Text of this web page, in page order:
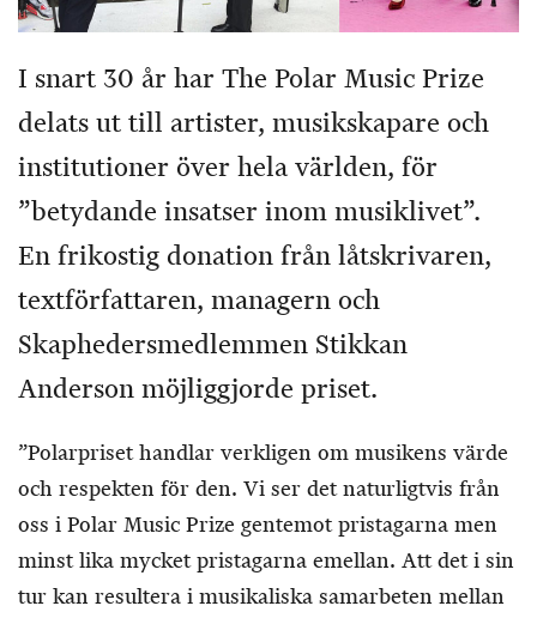
I snart 30 år har The Polar Music Prize
delats ut till artister, musikskapare och
institutioner över hela världen, för
”betydande insatser inom musiklivet”.
En frikostig donation från låtskrivaren,
textförfattaren, managern och
Skaphedersmedlemmen Stikkan
Anderson möjliggjorde priset.
”Polarpriset handlar verkligen om musikens värde
och respekten för den. Vi ser det naturligtvis från
oss i Polar Music Prize gentemot pristagarna men
minst lika mycket pristagarna emellan. Att det i sin
tur kan resultera i musikaliska samarbeten mellan